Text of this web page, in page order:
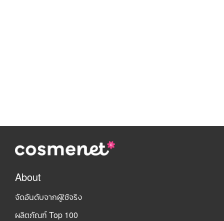
About
จัดอันดับจากผู้ใช้จริง
ผลิตภัณฑ์ Top 100